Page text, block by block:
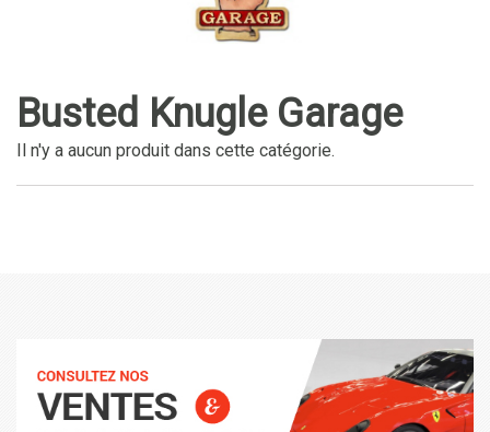
Busted Knugle Garage
Il n'y a aucun produit dans cette catégorie.